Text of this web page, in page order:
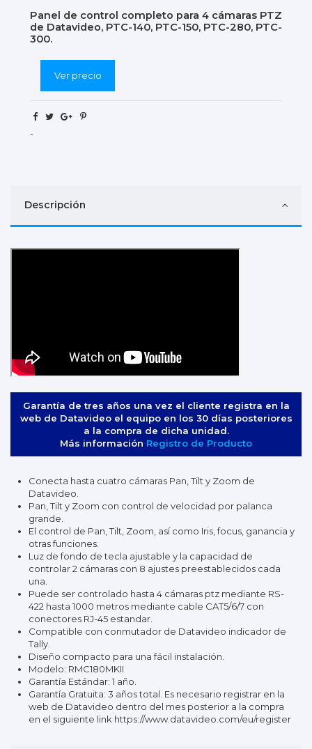
Panel de control completo para 4 cámaras PTZ
de Datavideo, PTC-140, PTC-150, PTC-280, PTC-
300.
Ver precio
-
Descripción
Garantía de tres años una vez el cliente registra en la
web de Datavideo el equipo en los 30 días posteriores
a la compra de dicha unidad.
Más información Registro de Producto
Conecta hasta cuatro cámaras Pan, Tilt y Zoom de
Datavideo.
Pan, Tilt y Zoom con control de velocidad por palanca
grande.
El control de Pan, Tilt, Zoom, así como Iris, focus, ganancia y
otras funciones.
Luz de fondo de tecla ajustable y la capacidad de
controlar 2 cámaras con 8 ajustes preestablecidos cada
una.
Puede ser controlado hasta 4 cámaras ptz mediante RS-
422 hasta 1000 metros mediante cable CAT5/6/7 con
conectores RJ-45 estandar.
Compatible con conmutador de Datavideo indicador de
Tally.
Diseño compacto para una fácil instalación.
Modelo: RMC180MKII
Garantía Estándar: 1 año.
Garantía Gratuita: 3 años total. Es necesario registrar en la
web de Datavideo dentro del mes posterior a la compra
en el siguiente link https://www.datavideo.com/eu/register